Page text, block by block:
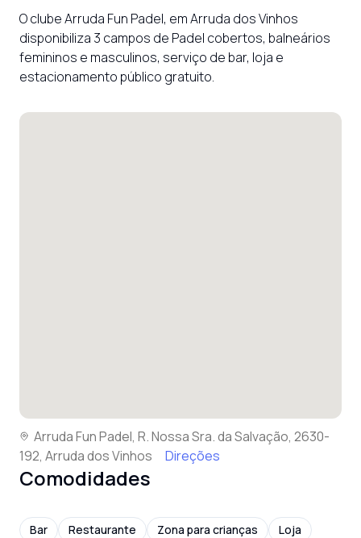
O clube Arruda Fun Padel, em Arruda dos Vinhos
disponibiliza 3 campos de Padel cobertos, balneários
femininos e masculinos, serviço de bar, loja e
estacionamento público gratuito.
Arruda Fun Padel, R. Nossa Sra. da Salvação, 2630-
192, Arruda dos Vinhos
Direções
Comodidades
Bar Restaurante Zona para crianças
Loja